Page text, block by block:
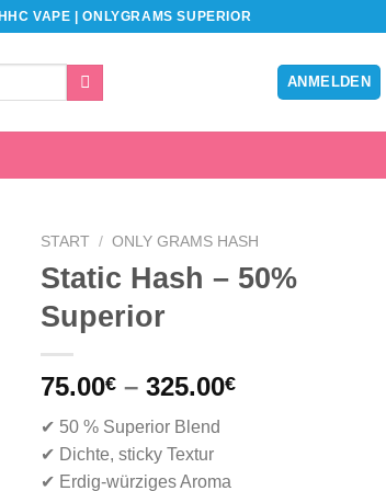
VAPE | ONLYGRAMS SUPERIOR
ANMELDEN
START / ONLY GRAMS HASH
Static Hash – 50%
Superior
75.00€ – 325.00€Preisspanne:
✔ 50 % Superior Blend
✔ Dichte, sticky Textur
✔ Erdig-würziges Aroma